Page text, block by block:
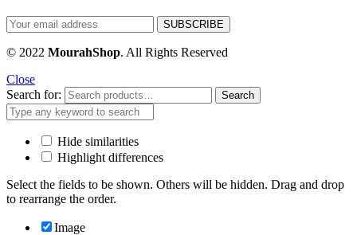
© 2022 MourahShop. All Rights Reserved
Close
Search for:
Search
Hide similarities
Highlight differences
Select the fields to be shown. Others will be hidden. Drag and drop
to rearrange the order.
Image